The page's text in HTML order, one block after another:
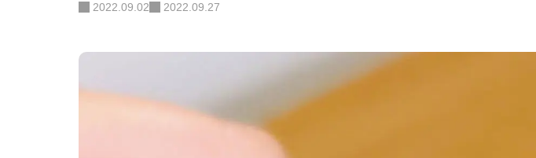
2022.09.02 2022.09.27